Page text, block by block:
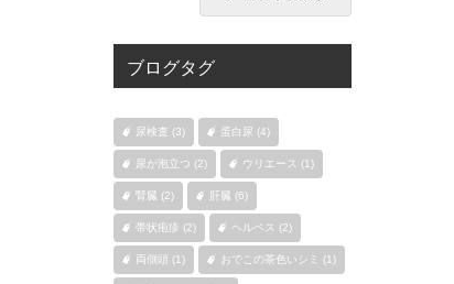
ブログタグ
尿検査 (3) 蛋白尿 (4)
尿が泡立つ (2) ウリエース (1)
腎臓 (2) 肝臓 (6)
帯状疱疹 (2) ヘルペス (2)
両側頭 (1) おでこの茶色いシミ (1)